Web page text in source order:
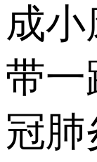
成小
带一
冠肺